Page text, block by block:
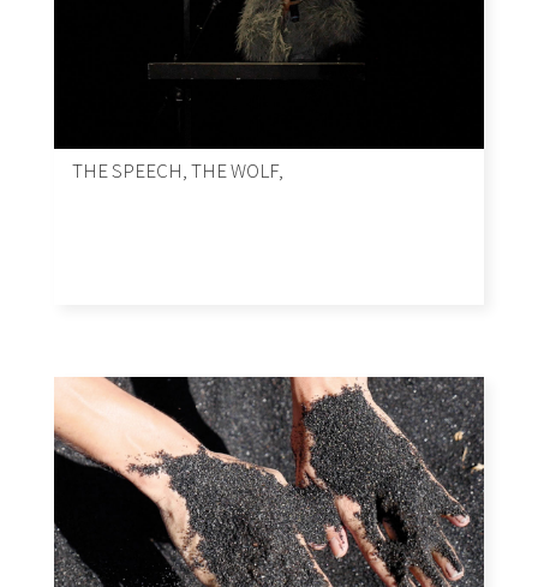
THE SPEECH, THE WOLF,